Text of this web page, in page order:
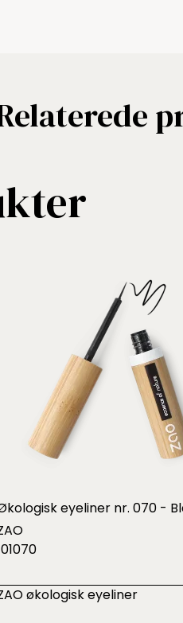
eyeliner nr. 070 -
økologisk eyeliner